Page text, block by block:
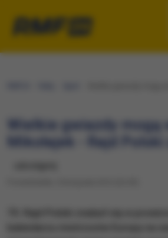
Wielkie gwiazdy mogą
Mikołajek - Rajd Polski